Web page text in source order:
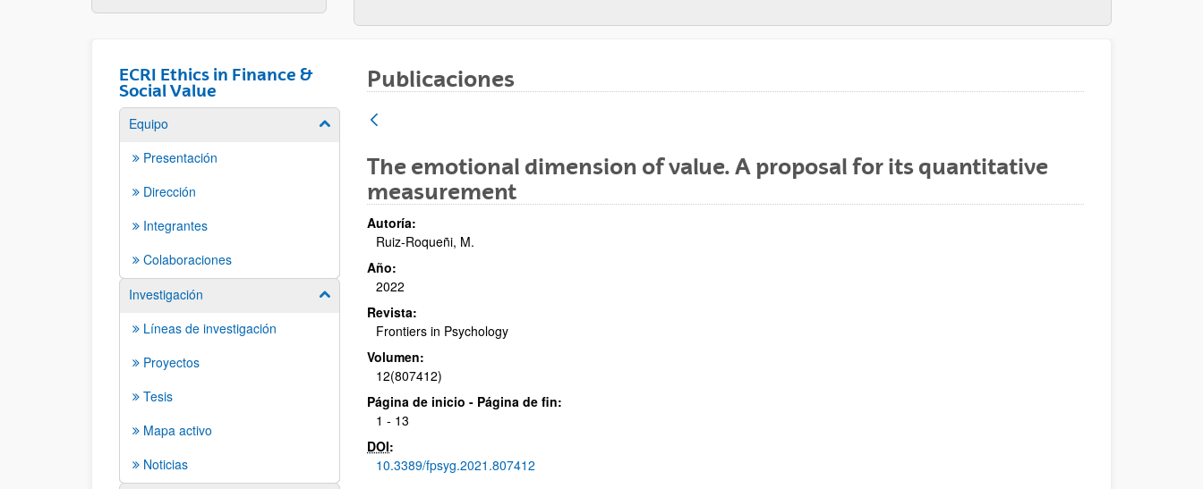
ECRI Ethics in Finance &
Social Value
Equipo Mostrar/ocultar subpáginas
Presentación
Dirección
Integrantes
Colaboraciones
Investigación
Mostrar/ocultar subpáginas
Líneas de investigación
Proyectos
Tesis
Mapa activo
Noticias
Publicaciones
The emotional dimension of value. A proposal for its quantitative
measurement
Autoría:
Ruiz-Roqueñi, M.
Año:
2022
Revista:
Frontiers in Psychology
Volumen:
12(807412)
Página de inicio - Página de fin:
1 - 13
DOI:
10.3389/fpsyg.2021.807412